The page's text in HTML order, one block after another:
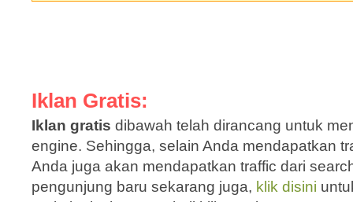
Iklan Gratis:
Iklan gratis dibawah telah dirancang untuk
engine. Sehingga, selain Anda mendapatkan
Anda juga akan mendapatkan traffic dari
pengunjung baru sekarang juga, klik disini